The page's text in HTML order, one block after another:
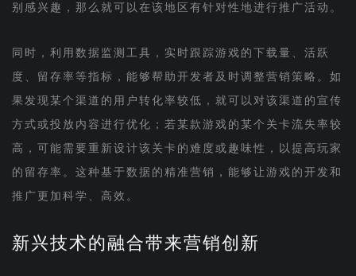
别感兴趣，那么就可以在该地区有针对性地进行推广活动。
同时，利用数据监测工具，实时跟踪游戏的下载量、活跃
度、留存率等指标，能够帮助开发者及时调整营销策略。如
果发现某个渠道的用户转化率较低，就可以对该渠道的宣传
方式或投放内容进行优化；若某款游戏的某个关卡流失率较
高，可能需要重新设计该关卡的难度或趣味性，以提高玩家
的留存率。这种基于数据的精准营销，能够让游戏的开发和
推广更加科学、高效。
新兴技术的融合带来营销创新